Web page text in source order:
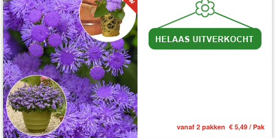
vanaf 2 pakken € 5,49 / Pak